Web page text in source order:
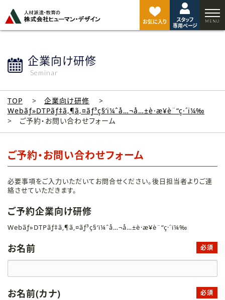
お気に入り
スタッフ
専用ページ
企業向け研修
Seminar
TOP
企業向け研修
Webãƒ»DTPãƒ‡ã‚¶ã‚¤ãƒ³ç§‘ï¼ˆå…¬å…±è·æ¥­è¨“ç·´ï¼‰
ご予約・お問い合わせフォーム
ご予約・お問い合わせフォーム
必要事項をご入力いただいてお問合せください。後日担当者よりご連
絡させていただきます。
ご予約企業向け研修
Webãƒ»DTPãƒ‡ã‚¶ã‚¤ãƒ³ç§‘ï¼ˆå…¬å…±è·æ¥­è¨“ç·´ï¼‰
お名前 必須
お名前(カナ) 必須
ジ
ト